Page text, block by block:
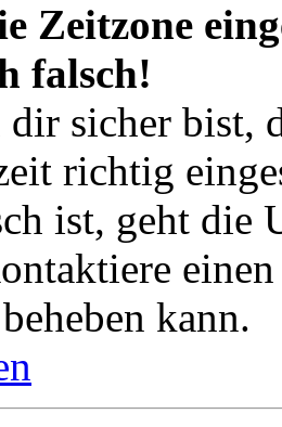
Zeitzone
falsch!
dir sicher bist,
richtig
ist, geht die
kann.